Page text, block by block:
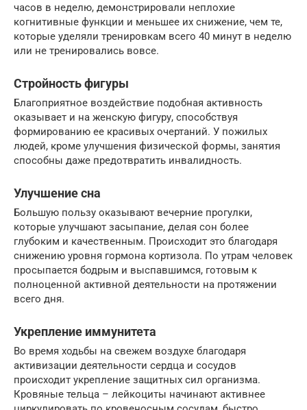
часов в неделю, демонстрировали неплохие
когнитивные функции и меньшее их снижение, чем те,
которые уделяли тренировкам всего 40 минут в неделю
или не тренировались вовсе.
Стройность фигуры
Благоприятное воздействие подобная активность
оказывает и на женскую фигуру, способствуя
формированию ее красивых очертаний. У пожилых
людей, кроме улучшения физической формы, занятия
способны даже предотвратить инвалидность.
Улучшение сна
Большую пользу оказывают вечерние прогулки,
которые улучшают засыпание, делая сон более
глубоким и качественным. Происходит это благодаря
снижению уровня гормона кортизола. По утрам человек
просыпается бодрым и выспавшимся, готовым к
полноценной активной деятельности на протяжении
всего дня.
Укрепление иммунитета
Во время ходьбы на свежем воздухе благодаря
активизации деятельности сердца и сосудов
происходит укрепление защитных сил организма.
Кровяные тельца – лейкоциты начинают активнее